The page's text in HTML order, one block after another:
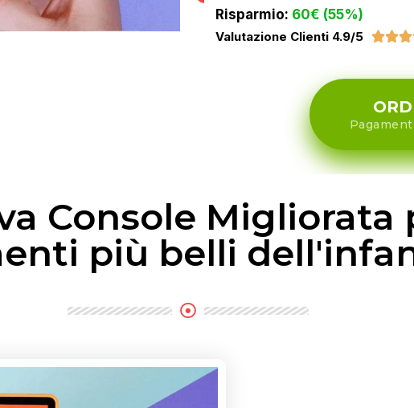
Risparmio: 60€ (55%)
Valutazione Clienti 4.9/5 
Console Migliorata
più belli